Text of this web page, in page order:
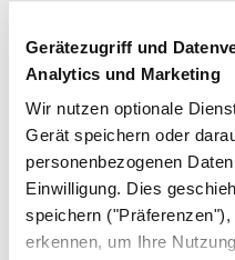
Gerätezugriff und
Analytics und Marketing
Wir nutzen optionale
Gerät speichern oder
personenbezogenen
Einwilligung. Dies
speichern
erkennen, um Ihre